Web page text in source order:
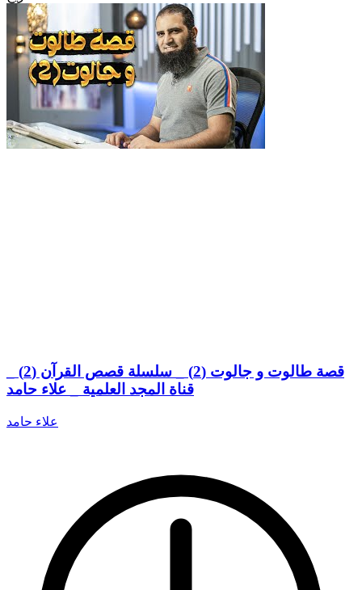
قصة طالوت و جالوت (2) _ سلسلة قصص القرآن (2) _
قناة المجد العلمية _ علاء حامد
علاء حامد